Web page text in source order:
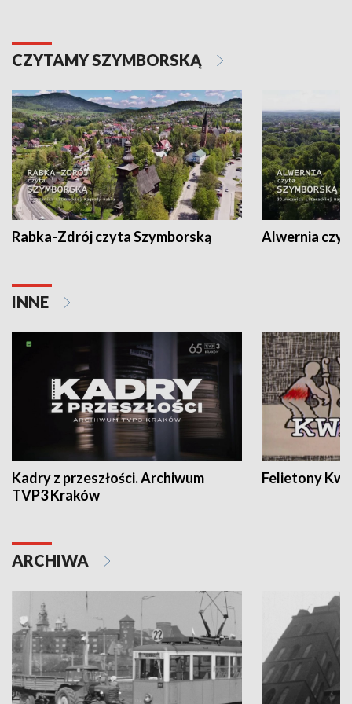
CZYTAMY SZYMBORSKĄ
Rabka-Zdrój czyta Szymborską Alwernia
INNE
Kadry z przeszłości. Archiwum
TVP3 Kraków
Felietony
ARCHIWA